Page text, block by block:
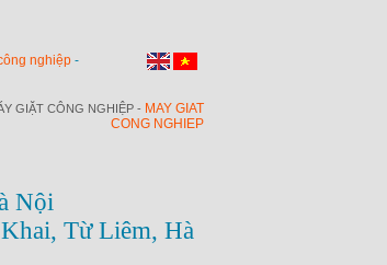
nghiệp -
GIẶT CÔNG NGHIỆP - MAY GIAT
CONG NGHIEP
Nội
Từ Liêm, Hà